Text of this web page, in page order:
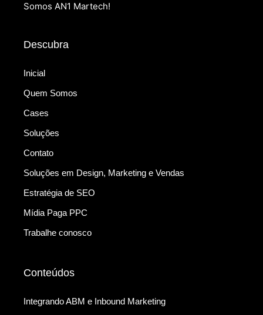
Somos AN1 Martech!
Descubra
Inicial
Quem Somos
Cases
Soluções
Contato
Soluções em Design, Marketing e Vendas
Estratégia de SEO
Mídia Paga PPC
Trabalhe conosco
Conteúdos
Integrando ABM e Inbound Marketing